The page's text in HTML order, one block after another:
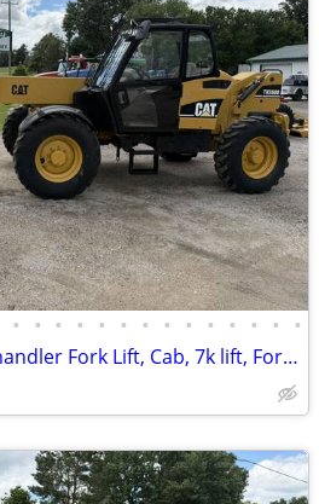
• • • • • • • • • • • • • •
2006 Cat TH360B Telehandler Fork Lift, Cab, 7k lift, Forks and Bucket